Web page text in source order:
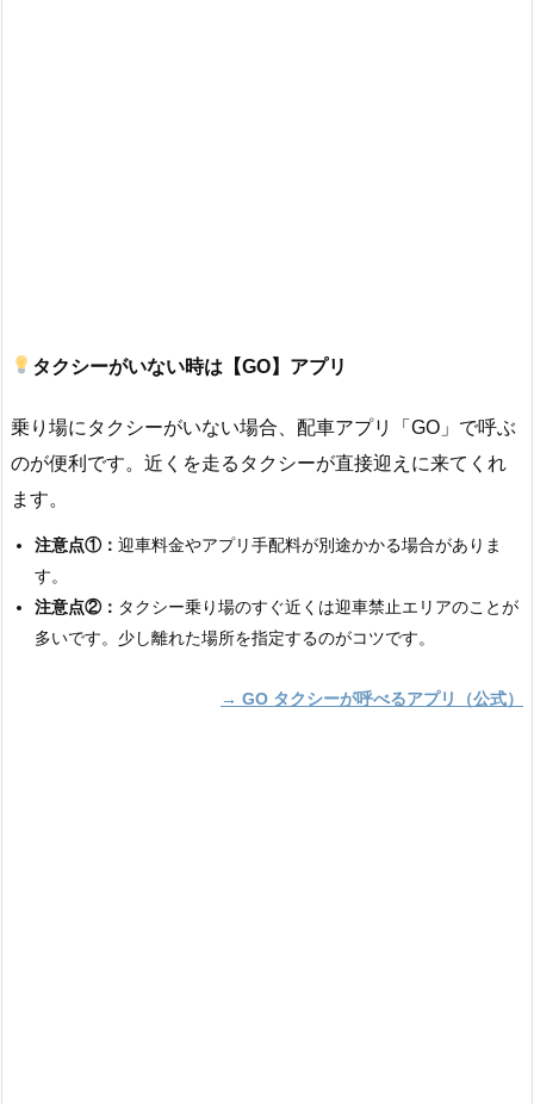
タクシーがいない時は【GO】アプリ
乗り場にタクシーがいない場合、配車アプリ「GO」で呼ぶ
のが便利です。近くを走るタクシーが直接迎えに来てくれ
ます。
注意点①： 迎車料金やアプリ手配料が別途かかる場合がありま
す。
注意点②： タクシー乗り場のすぐ近くは迎車禁止エリアのことが
多いです。少し離れた場所を指定するのがコツです。
→ GO タクシーが呼べるアプリ（公式）